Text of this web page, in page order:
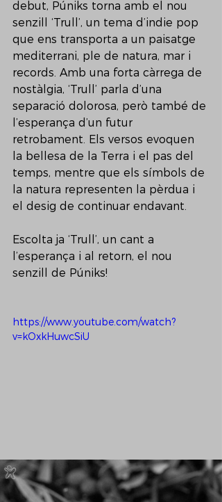
debut, Púniks torna amb el nou
senzill ‘Trull’, un tema d’indie pop
que ens transporta a un paisatge
mediterrani, ple de natura, mar i
records. Amb una forta càrrega de
nostàlgia, ‘Trull’ parla d’una
separació dolorosa, però també de
l’esperança d’un futur
retrobament. Els versos evoquen
la bellesa de la Terra i el pas del
temps, mentre que els símbols de
la natura representen la pèrdua i
el desig de continuar endavant.
Escolta ja ‘Trull’, un cant a
l’esperança i al retorn, el nou
senzill de Púniks!
https://www.youtube.com/watch?
v=kOxkHuwcSiU